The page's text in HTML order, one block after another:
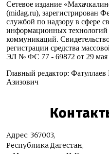
Сетевое издание
(midag.ru), зарегистрирован
службой по надзору в сфере
информационных
коммуникаций.
регистрации средства
ЭЛ № ФС 77 - 69872 от 29 мая
Главный редактор:
Азизович
Адрес: 367003,
Республика Дагестан,